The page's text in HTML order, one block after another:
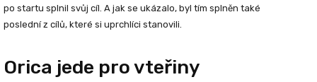
po startu splnil svůj cíl. A jak se ukázalo, byl tím splněn také
poslední z cílů, které si uprchlíci stanovili.
Orica jede pro vteřiny